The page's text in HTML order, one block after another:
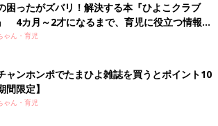
困ったがズバリ！解決する本『ひよこクラブ
4カ月～2才になるまで、育児に役立つ情報が
い！
ゃん・育児
ャンホンポでたまひよ雑誌を買うとポイント10
間限定】
ゃん・育児